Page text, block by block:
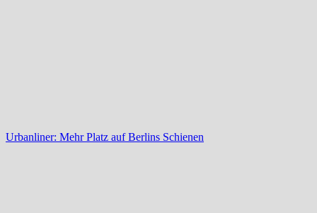
Urbanliner: Mehr Platz auf Berlins Schienen